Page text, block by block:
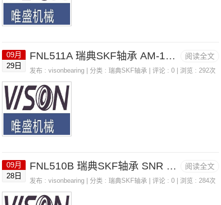
阅读全文
09月
29日
FNL511A 瑞典SKF轴承 AM-12T AURORA
发布 :visonbearing | 分类 :瑞典SKF轴承 | 评论 : 0 | 浏览 : 292次
阅读全文
09月
28日
FNL510B 瑞典SKF轴承 SNR SUC.212
发布 :visonbearing | 分类 :瑞典SKF轴承 | 评论 : 0 | 浏览 : 284次